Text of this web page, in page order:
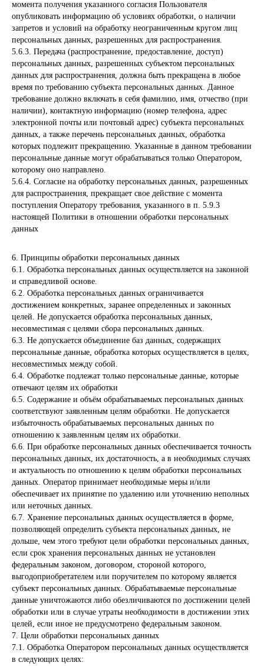
момента получения указанного согласия Пользователя
опубликовать информацию об условиях обработки, о наличии
запретов и условий на обработку неограниченным кругом лиц
персональных данных, разрешенных для распространения.
5.6.3. Передача (распространение, предоставление, доступ)
персональных данных, разрешенных субъектом персональных
данных для распространения, должна быть прекращена в любое
время по требованию субъекта персональных данных. Данное
требование должно включать в себя фамилию, имя, отчество (при
наличии), контактную информацию (номер телефона, адрес
электронной почты или почтовый адрес) субъекта персональных
данных, а также перечень персональных данных, обработка
которых подлежит прекращению. Указанные в данном требовании
персональные данные могут обрабатываться только Оператором,
которому оно направлено.
5.6.4. Согласие на обработку персональных данных, разрешенных
для распространения, прекращает свое действие с момента
поступления Оператору требования, указанного в п. 5.9.3
настоящей Политики в отношении обработки персональных
данных
6. Принципы обработки персональных данных
6.1. Обработка персональных данных осуществляется на законной
и справедливой основе.
6.2. Обработка персональных данных ограничивается
достижением конкретных, заранее определенных и законных
целей. Не допускается обработка персональных данных,
несовместимая с целями сбора персональных данных.
6.3. Не допускается объединение баз данных, содержащих
персональные данные, обработка которых осуществляется в целях,
несовместимых между собой.
6.4. Обработке подлежат только персональные данные, которые
отвечают целям их обработки
6.5. Содержание и объём обрабатываемых персональных данных
соответствуют заявленным целям обработки. Не допускается
избыточность обрабатываемых персональных данных по
отношению к заявленным целям их обработки.
6.6. При обработке персональных данных обеспечивается точность
персональных данных, их достаточность, а в необходимых случаях
и актуальность по отношению к целям обработки персональных
данных. Оператор принимает необходимые меры и/или
обеспечивает их принятие по удалению или уточнению неполных
или неточных данных.
6.7. Хранение персональных данных осуществляется в форме,
позволяющей определить субъекта персональных данных, не
дольше, чем этого требуют цели обработки персональных данных,
если срок хранения персональных данных не установлен
федеральным законом, договором, стороной которого,
выгодоприобретателем или поручителем по которому является
субъект персональных данных. Обрабатываемые персональные
данные уничтожаются либо обезличиваются по достижении целей
обработки или в случае утраты необходимости в достижении этих
целей, если иное не предусмотрено федеральным законом.
7. Цели обработки персональных данных
7.1. Обработка Оператором персональных данных осуществляется
в следующих целях: